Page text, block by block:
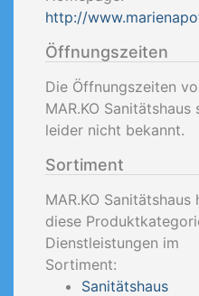
http://
Öffnungszeiten
Die Öffnungszeiten
MAR.KO Sanitätshaus
leider nicht bekannt.
Sortiment
MAR.KO Sanitätshaus
diese
Dienstleistungen im
Sortiment:
Sanitätshaus